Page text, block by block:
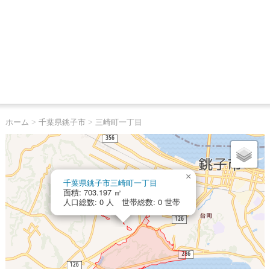
ホーム > 千葉県銚子市> 三崎町一丁目
千葉県銚子市三崎町一丁目
面積: 703.197 ㎡
人口総数: 0 人 世帯総数: 0 世帯
×